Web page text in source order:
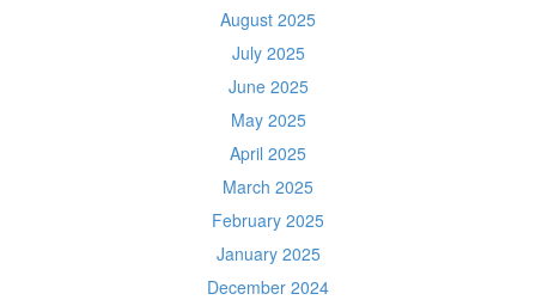
August 2025
July 2025
June 2025
May 2025
April 2025
March 2025
February 2025
January 2025
December 2024